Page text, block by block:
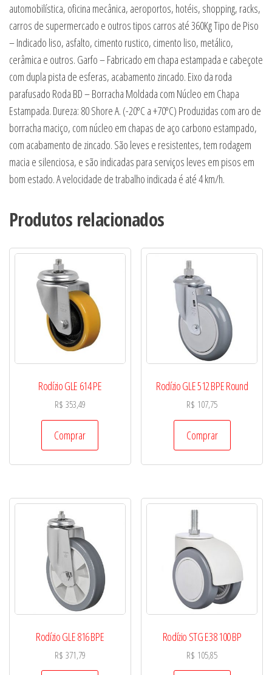
automobilística, oficina mecânica, aeroportos, hotéis, shopping, racks,
carros de supermercado e outros tipos carros até 360Kg Tipo de Piso
– Indicado liso, asfalto, cimento rustico, cimento liso, metálico,
cerâmica e outros. Garfo – Fabricado em chapa estampada e cabeçote
com dupla pista de esferas, acabamento zincado. Eixo da roda
parafusado Roda BD – Borracha Moldada com Núcleo em Chapa
Estampada. Dureza: 80 Shore A. (-20ºC a +70ºC) Produzidas com aro de
borracha maciço, com núcleo em chapas de aço carbono estampado,
com acabamento de zincado. São leves e resistentes, tem rodagem
macia e silenciosa, e são indicadas para serviços leves em pisos em
bom estado. A velocidade de trabalho indicada é até 4 km/h.
Produtos relacionados
Rodízio GLE 614 PE
R$ 353,49
Comprar
Rodízio GLE 512 BPE Round
R$ 107,75
Comprar
Rodízio GLE 816 BPE
R$ 371,79
Rodízio STG E38 100 BP
R$ 105,85